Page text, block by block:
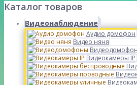
Каталог товаров
Видеонаблюдение
Аудио домофон
Видео няня
Видеокамеры IP